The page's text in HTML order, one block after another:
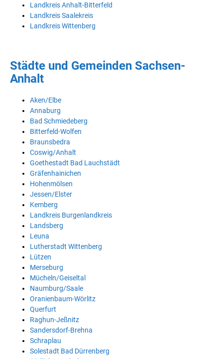
Landkreis Anhalt-Bitterfeld
Landkreis Saalekreis
Landkreis Wittenberg
Städte und Gemeinden Sachsen-
Anhalt
Aken/Elbe
Annaburg
Bad Schmiedeberg
Bitterfeld-Wolfen
Braunsbedra
Coswig/Anhalt
Goethestadt Bad Lauchstädt
Gräfenhainichen
Hohenmölsen
Jessen/Elster
Kemberg
Landkreis Burgenlandkreis
Landsberg
Leuna
Lutherstadt Wittenberg
Lützen
Merseburg
Mücheln/Geiseltal
Naumburg/Saale
Oranienbaum-Wörlitz
Querfurt
Raghun-Jeßnitz
Sandersdorf-Brehna
Schraplau
Solestadt Bad Dürrenberg